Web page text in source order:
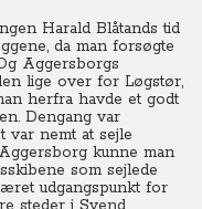
Harald Blåtands tid
da man forsøgte
Aggersborgs
lige over for Løgstør,
herfra havde et godt
Dengang var
var nemt at sejle
kunne man
som sejlede
udgangspunkt for